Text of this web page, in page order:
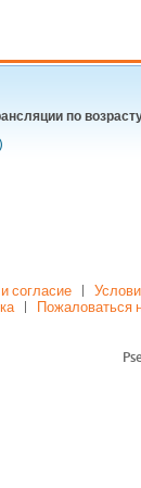
по
согласие
Пожаловаться